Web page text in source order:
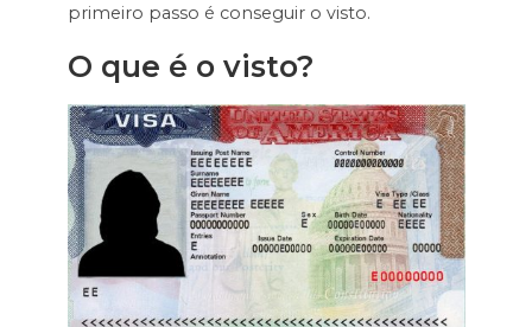
primeiro passo é conseguir o visto.
O que é o visto?